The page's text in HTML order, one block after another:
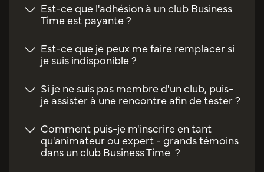
Est-ce que l'adhésion à un club Business
Time est payante ?
Est-ce que je peux me faire remplacer si
je suis indisponible ?
Si je ne suis pas membre d'un club, puis-
je assister à une rencontre afin de tester ?
Comment puis-je m'inscrire en tant
qu'animateur ou expert - grands témoins
dans un club Business Time ?